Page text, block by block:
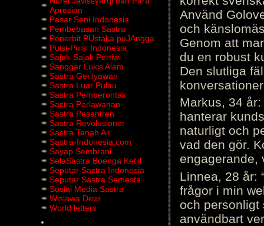
Apresian
Pasar Seni Indonesia
Pembebasan Sastra
Penerbit PUstaka puJAngga
Puisi-Puisi Indonesia
Sajak-Sajak Pertiwi
Sanggar Lukis Alam
Sastra Gerilyawan
Sastra Luar Pulau
Sastra Pemberontak
Sastra Perlawanan
Sastra Pesantren
Sastra Revolusioner
Sastra Tanah Air
Sastra-Indonesia.com
Sayap Sembrani
SelaSastra Boenga Ketjil
Seputar Sastra Indonesia
Seputar Sastra Semesta
Sosial Media Sastra
Wislawa Dewi
World letters
Använd
och
Genom att
du en robust
Den slutliga
Markus, 34
hanterar
naturligt och
vad den gör.
engagerande,
Linnea, 28 år:
frågor i min
och personligt
användbart